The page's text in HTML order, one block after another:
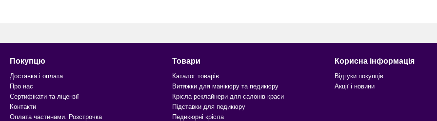
Покупцю
Доставка і оплата
Про нас
Сертифікати та ліцензії
Контакти
Оплата частинами. Розстрочка
Товари
Каталог товарів
Витяжки для манікюру та педикюру
Крісла реклайнери для салонів краси
Підставки для педикюру
Педикюрні крісла
Корисна інформація
Відгуки покупців
Акції і новини